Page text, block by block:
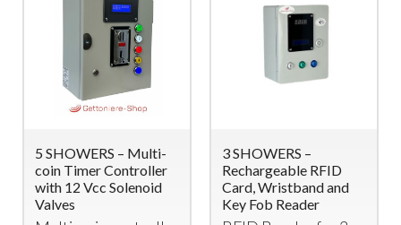
5 SHOWERS – Multi-
coin Timer Controller
with 12 Vcc Solenoid
Valves
3 SHOWERS –
Rechargeable RFID
Card, Wristband and
Key Fob Reader